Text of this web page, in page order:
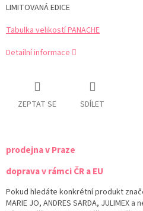
LIMITOVANÁ EDICE
Tabulka velikostí PANACHE
Detailní informace
ZEPTAT SE SDÍLET
prodejna v Praze
doprava v rámci ČR a EU
Pokud hledáte konkrétní produkt
MARIE JO, ANDRES SARDA, JULIMEX